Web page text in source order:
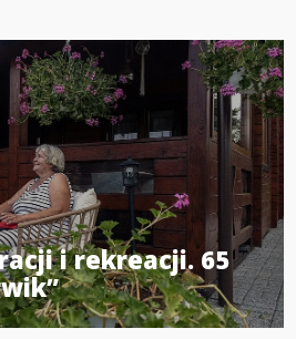
i rekreacji. 65